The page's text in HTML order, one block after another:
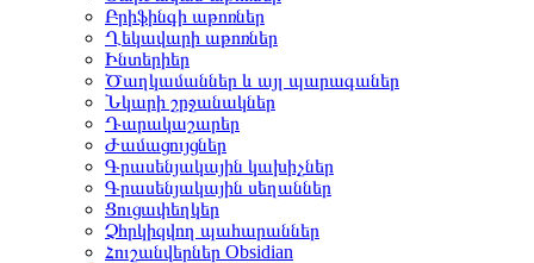
Բրիֆինգի աթոռներ
Ղեկավարի աթոռներ
Ինտերիեր
Ծաղկամաններ և այլ պարագաներ
Նկարի շրջանակներ
Դարակաշարեր
Ժամացույցներ
Գրասենյակային կախիչներ
Գրասենյակային սեղաններ
Ցուցափեղկեր
Չհրկիզվող պահարաններ
Հուշանվերներ Obsidian